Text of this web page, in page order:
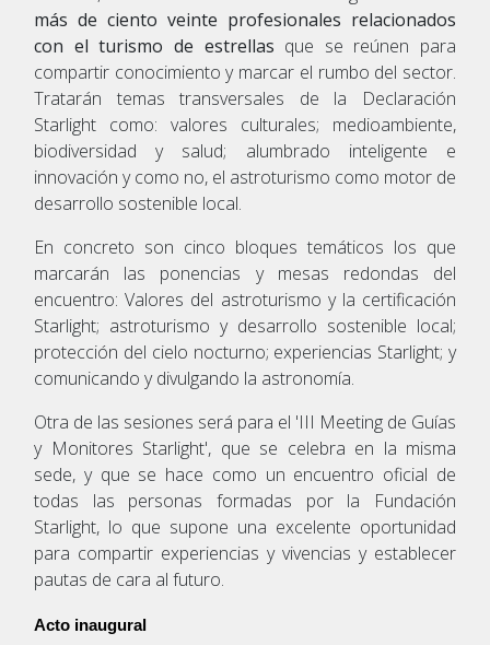
más de ciento veinte profesionales relacionados
con el turismo de estrellas que se reúnen para
compartir conocimiento y marcar el rumbo del sector.
Tratarán temas transversales de la Declaración
Starlight como: valores culturales; medioambiente,
biodiversidad y salud; alumbrado inteligente e
innovación y como no, el astroturismo como motor de
desarrollo sostenible local.
En concreto son cinco bloques temáticos los que
marcarán las ponencias y mesas redondas del
encuentro: Valores del astroturismo y la certificación
Starlight; astroturismo y desarrollo sostenible local;
protección del cielo nocturno; experiencias Starlight; y
comunicando y divulgando la astronomía.
Otra de las sesiones será para el 'III Meeting de Guías
y Monitores Starlight', que se celebra en la misma
sede, y que se hace como un encuentro oficial de
todas las personas formadas por la Fundación
Starlight, lo que supone una excelente oportunidad
para compartir experiencias y vivencias y establecer
pautas de cara al futuro.
Acto inaugural